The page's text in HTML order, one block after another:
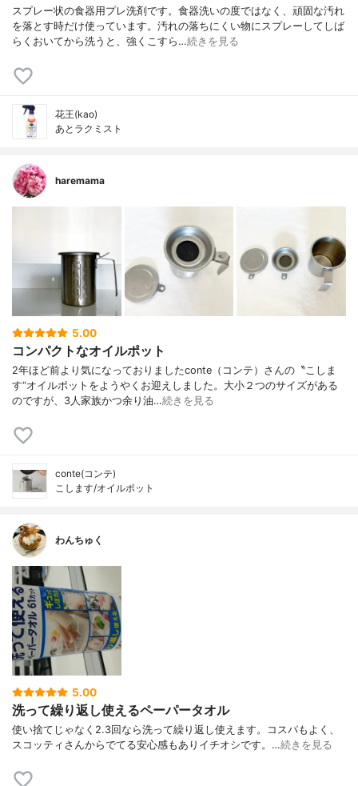
スプレー状の食器用プレ洗剤です。食器洗いの度ではなく、頑固な汚れ
を落とす時だけ使っています。汚れの落ちにくい物にスプレーしてしば
らくおいてから洗うと、強くこすら…続きを見る
花王(kao)
あとラクミスト
haremama
5.00
コンパクトなオイルポット
2年ほど前より気になっておりましたconte（コンテ）さんの〝こしま
す“オイルポットをようやくお迎えしました。大小２つのサイズがある
のですが、3人家族かつ余り油…続きを見る
conte(コンテ)
こします/オイルポット
わんちゅく
5.00
洗って繰り返し使えるペーパータオル
使い捨てじゃなく2.3回なら洗って繰り返し使えます。コスパもよく、
スコッティさんからでてる安心感もありイチオシです。…続きを見る